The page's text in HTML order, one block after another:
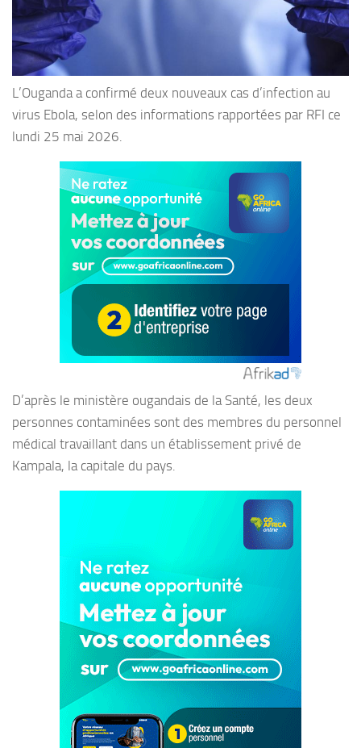
L’Ouganda a confirmé deux nouveaux cas d’infection au
virus Ebola, selon des informations rapportées par RFI ce
lundi 25 mai 2026.
D’après le ministère ougandais de la Santé, les deux
personnes contaminées sont des membres du personnel
médical travaillant dans un établissement privé de
Kampala, la capitale du pays.